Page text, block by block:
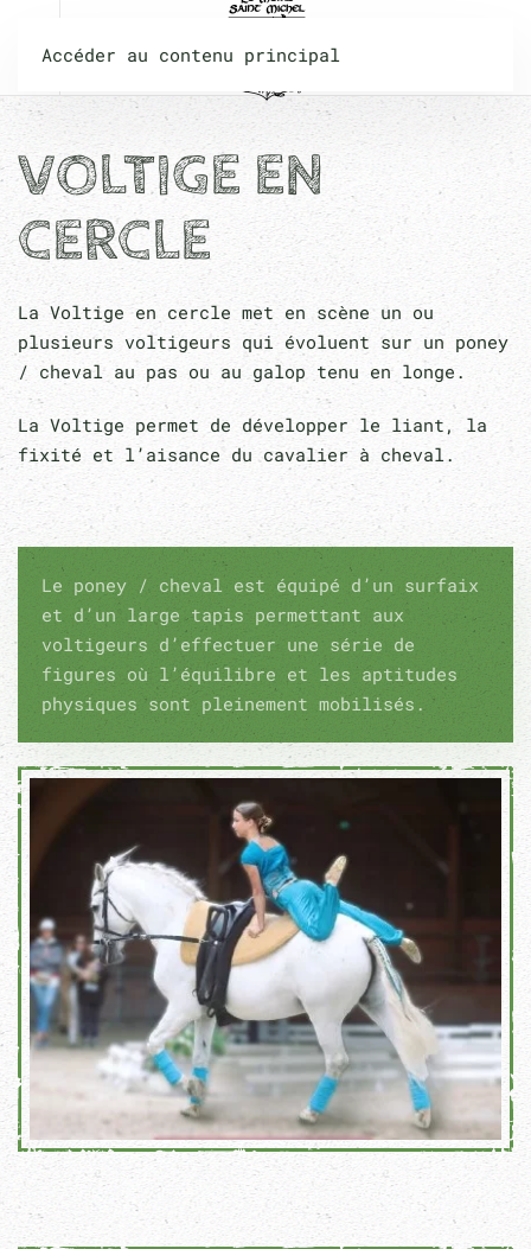
Accéder au contenu principal
VOLTIGE EN
CERCLE
La Voltige en cercle met en scène un ou
plusieurs voltigeurs qui évoluent sur un poney
/ cheval au pas ou au galop tenu en longe.
La Voltige permet de développer le liant, la
fixité et l’aisance du cavalier à cheval.
Le poney / cheval est équipé d’un surfaix
et d’un large tapis permettant aux
voltigeurs d’effectuer une série de
figures où l’équilibre et les aptitudes
physiques sont pleinement mobilisés.